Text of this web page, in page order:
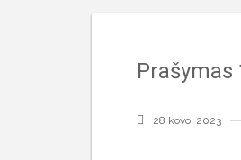
Prašymas
28 kovo, 2023